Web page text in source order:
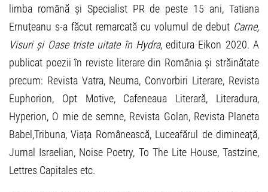
limba română și Specialist PR de peste 15 ani, Tatiana
Ernuțeanu s-a făcut remarcată cu volumul de debut Carne,
Visuri și Oase triste uitate în Hydra, editura Eikon 2020. A
publicat poezii în reviste literare din România și străinătate
precum: Revista Vatra, Neuma, Convorbiri Literare, Revista
Euphorion, Opt Motive, Cafeneaua Literară, Literadura,
Hyperion, O mie de semne, Revista Golan, Revista Planeta
Babel,Tribuna, Viața Românească, Luceafărul de dimineață,
Jurnal Israelian, Noise Poetry, To The Lite House, Tastzine,
Lettres Capitales etc.